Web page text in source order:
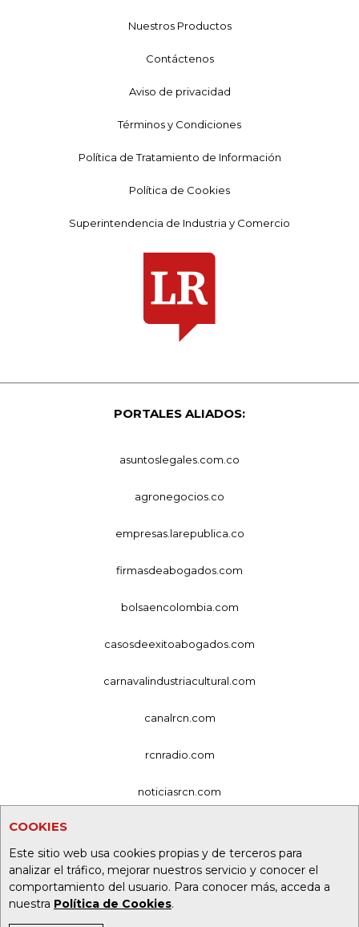
COOKIES
Este sitio web usa cookies propias y de terceros para
analizar el tráfico, mejorar nuestros servicio y conocer el
comportamiento del usuario. Para conocer más, acceda a
nuestra Política de Cookies.
Nuestros Productos
Contáctenos
Aviso de privacidad
Términos y Condiciones
Política de Tratamiento de Información
Política de Cookies
Superintendencia de Industria y Comercio
PORTALES ALIADOS:
asuntoslegales.com.co
agronegocios.co
empresas.larepublica.co
firmasdeabogados.com
bolsaencolombia.com
casosdeexitoabogados.com
carnavalindustriacultural.com
canalrcn.com
rcnradio.com
noticiasrcn.com
alerta.com.co
deportesrcn.com